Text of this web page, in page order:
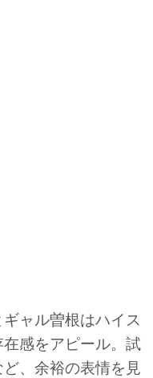
ャル曽根はハイス
感をアピール。試
、余裕の表情を見